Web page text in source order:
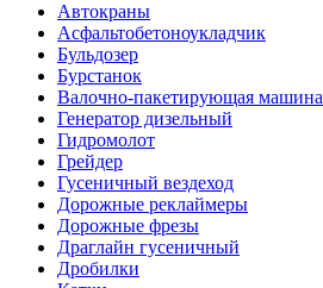
Автокраны
Асфальтобетоноукладчик
Бульдозер
Бурстанок
Валочно-пакетирующая машина
Генератор дизельный
Гидромолот
Грейдер
Гусеничный вездеход
Дорожные реклаймеры
Дорожные фрезы
Драглайн гусеничный
Дробилки